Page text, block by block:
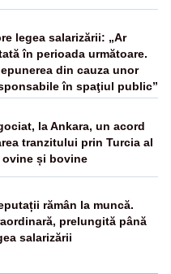
legea salarizării: „Ar
în perioada următoare.
din cauza unor
în spaţiul public”
la Ankara, un acord
tranzitului prin Turcia al
ovine și bovine
rămân la muncă.
prelungită până
salarizării